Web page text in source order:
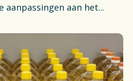
aanpassingen aan het...